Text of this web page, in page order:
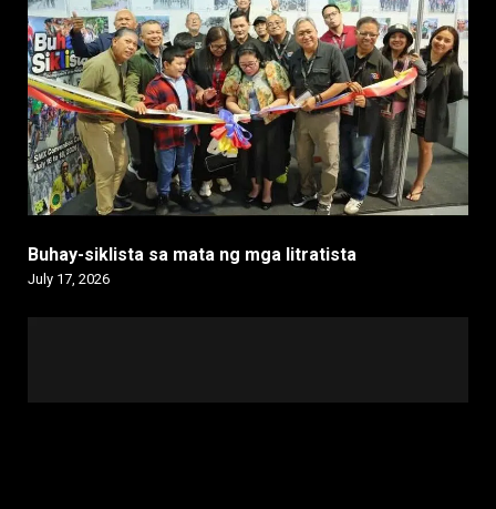
Buhay-siklista sa mata ng mga litratista
July 17, 2026